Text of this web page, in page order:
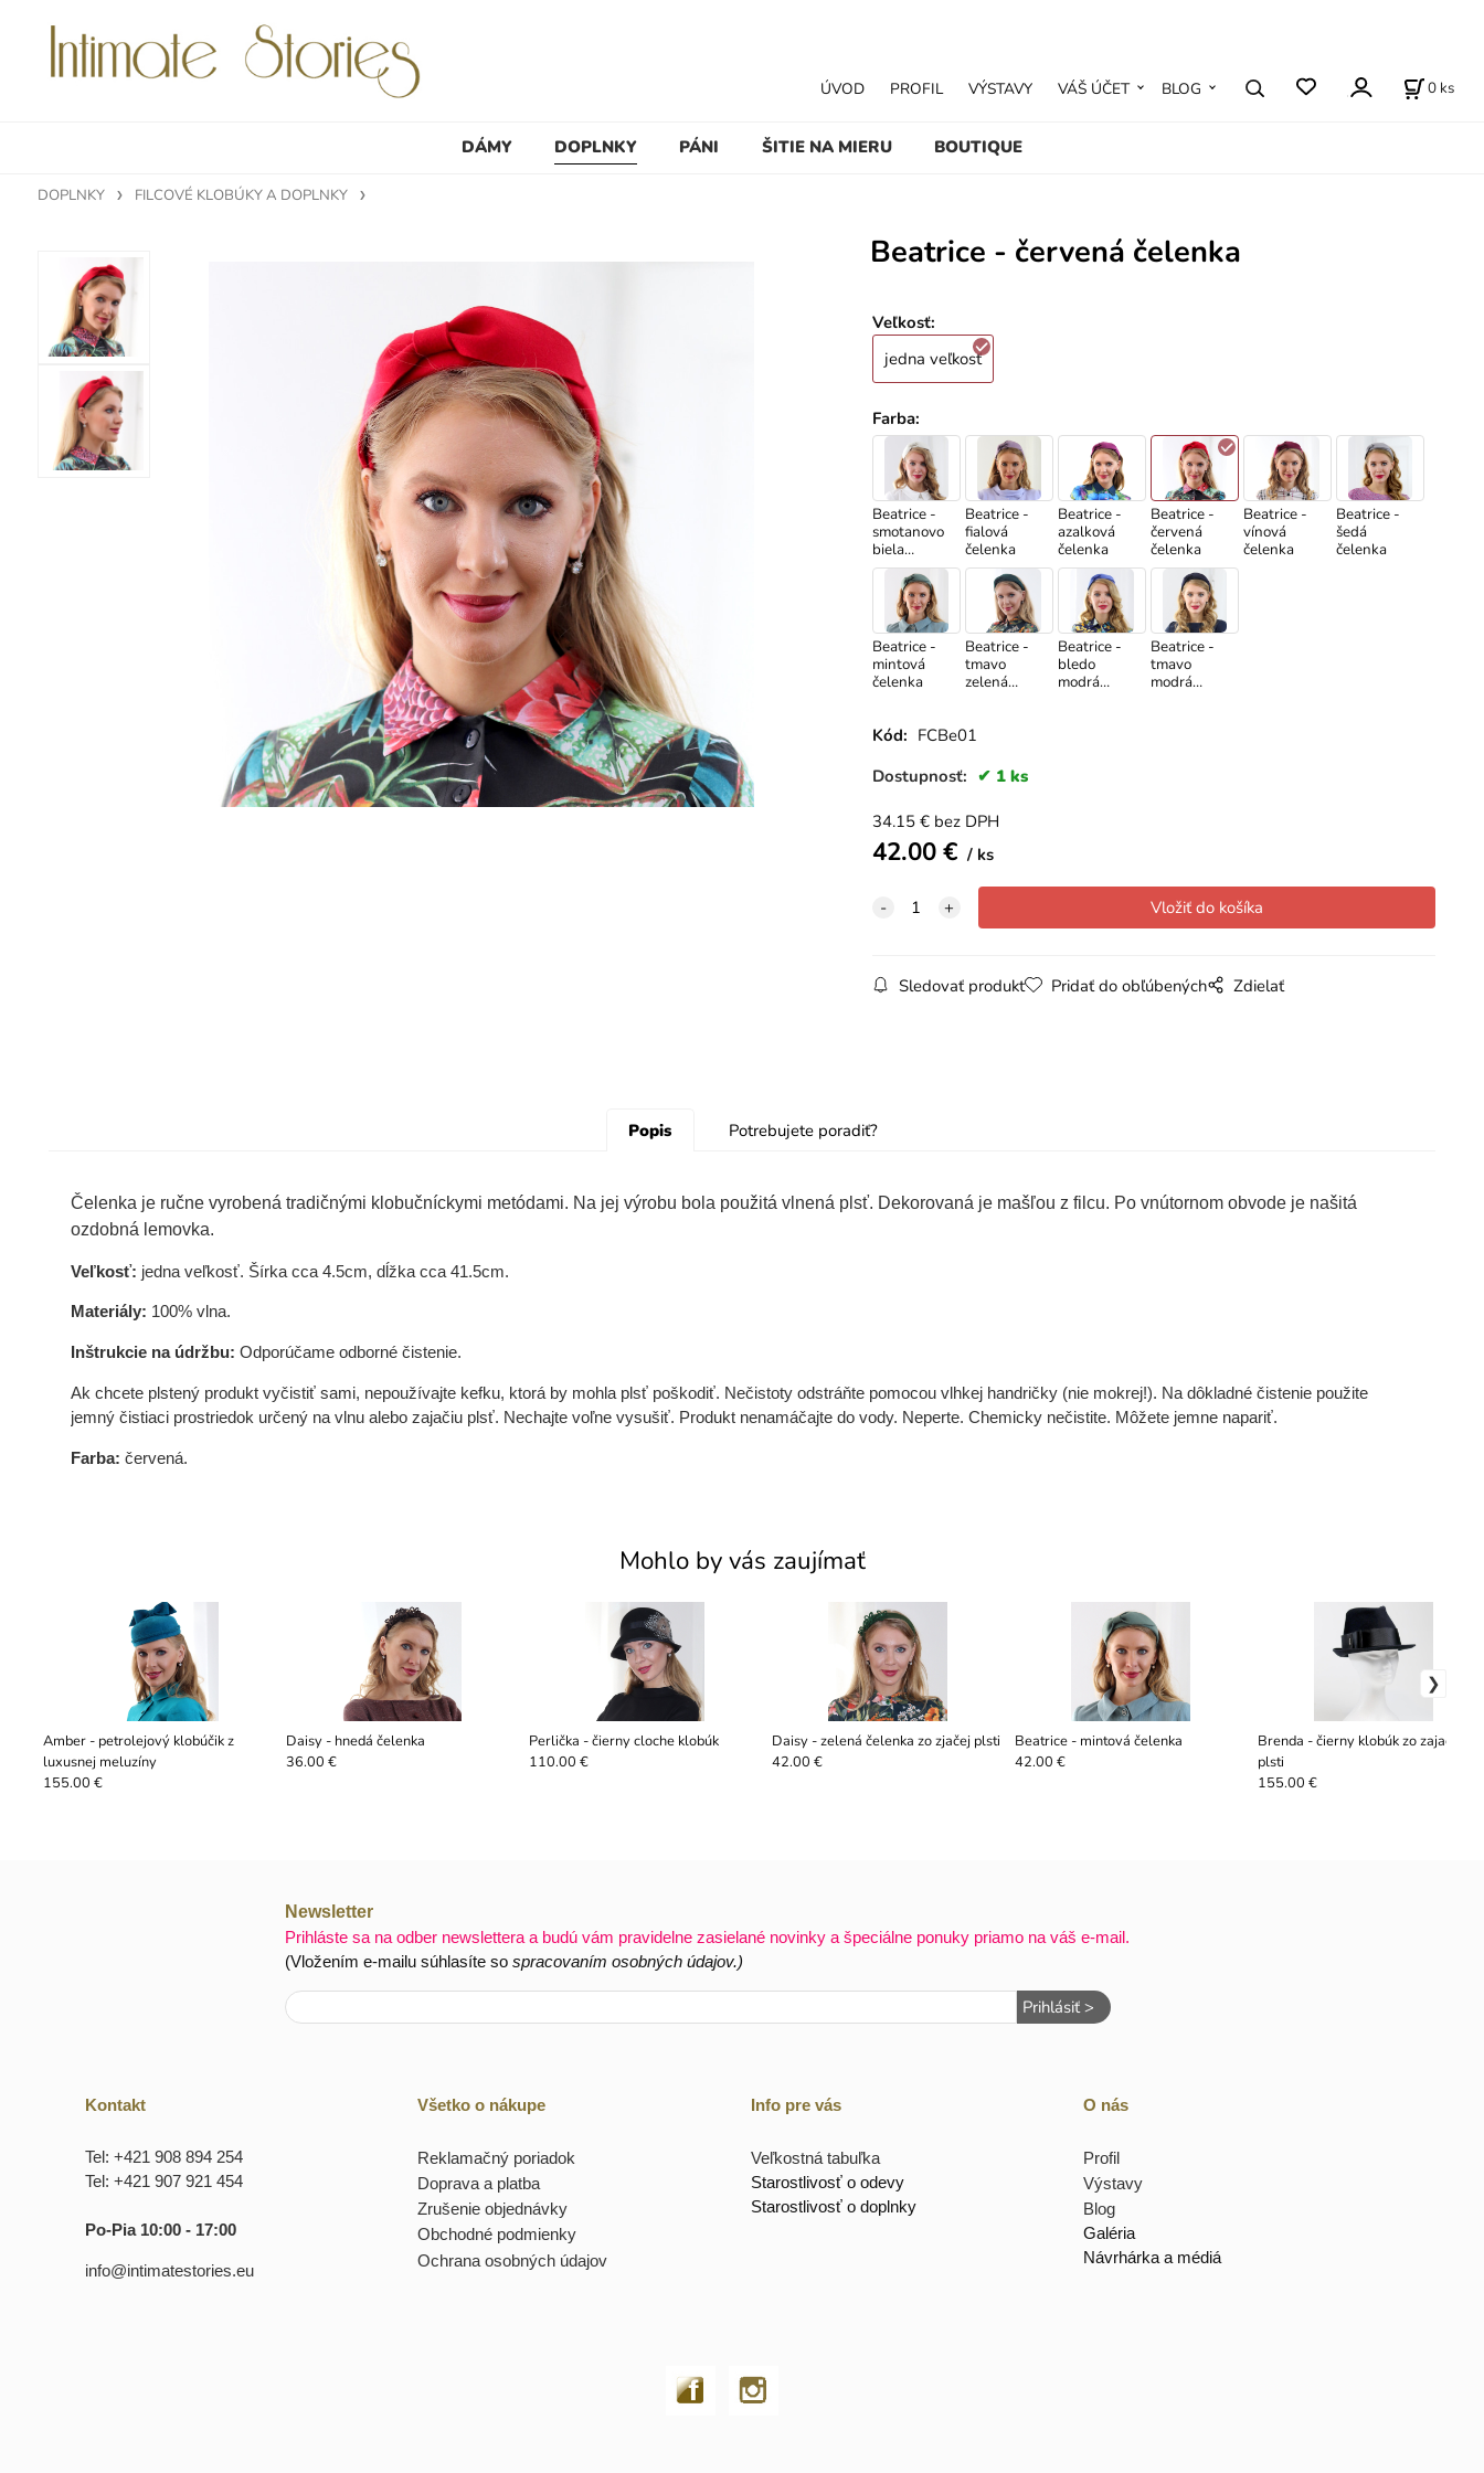
DÁMY DOPLNKY PÁNI ŠITIE NA MIERU BOUTIQUE
ÚVOD PROFIL VÝSTAVY VÁŠ ÚČET BLOG 0 ks
DOPLNKY FILCOVÉ KLOBÚKY A DOPLNKY
Beatrice - červená čelenka
Veľkosť:
jedna veľkosť
Farba:
Beatrice -
smotanovo
biela
čelenka
Beatrice -
fialová
čelenka
Beatrice -
azalková
čelenka
Beatrice -
červená
čelenka
Beatrice -
vínová
čelenka
Beatrice -
šedá
čelenka
Beatrice -
mintová
čelenka
Beatrice -
tmavo
zelená
Beatrice -
bledo
modrá
Beatrice -
tmavo
modrá
Kód: FCBe01
Dostupnosť:
1 ks
34.15€ bez DPH
42.00€ ks
Sledovať produkt Pridať do obľúbených Zdielať
Popis Potrebujete poradiť?
Čelenka je ručne vyrobená tradičnými klobučníckymi metódami. Na jej výrobu bola použitá vlnená plsť. Dekorovaná je mašľou z filcu. Po vnútornom obvode je našitá
ozdobná lemovka.
Veľkosť: jedna veľkosť. Šírka cca 4.5cm, dĺžka cca 41.5cm.
Materiály: 100% vlna.
Inštrukcie na údržbu: Odporúčame odborné čistenie.
Ak chcete plstený produkt vyčistiť sami, nepoužívajte kefku, ktorá by mohla plsť poškodiť. Nečistoty odstráňte pomocou vlhkej handričky (nie mokrej!). Na dôkladné čistenie použite
jemný čistiaci prostriedok určený na vlnu alebo zajačiu plsť. Nechajte voľne vysušiť. Produkt nenamáčajte do vody. Neperte. Chemicky nečistite. Môžete jemne napariť.
Farba: červená.
Mohlo by vás zaujímať
Amber - petrolejový klobúčik z
luxusnej meluzíny
155.00 €
Daisy - hnedá čelenka
36.00 €
Perlička - čierny cloche klobúk
110.00 €
Daisy - zelená čelenka zo zjačej plsti
42.00 €
Beatrice - mintová čelenka
42.00 €
Brenda - čierny klobúk zo zajačej
plsti
155.00 €
Newsletter
Prihláste sa na odber newslettera a budú vám pravidelne zasielané novinky a špeciálne ponuky priamo na váš e-mail.
(Vložením e-mailu súhlasíte so spracovaním osobných údajov.)
Prihlásiť >
Kontakt
Tel: +421 908 894 254
Tel: +421 907 921 454
Po-Pia 10:00 - 17:00
info@intimatestories.eu
Všetko o nákupe
Reklamačný poriadok
Doprava a platba
Zrušenie objednávky
Obchodné podmienky
Ochrana osobných údajov
Info pre vás
Veľkostná tabuľka
Starostlivosť o odevy
Starostlivosť o doplnky
O nás
Profil
Výstavy
Blog
Galéria
Návrhárka a médiá